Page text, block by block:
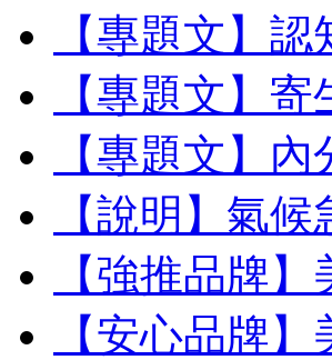
【專題文】
【專題文】
【專題文】
【說明】氣
【強推品牌
【安心品牌